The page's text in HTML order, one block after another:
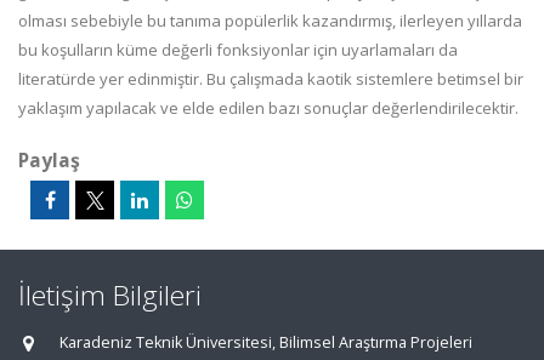
olması sebebiyle bu tanıma popülerlik kazandırmış, ilerleyen yıllarda
bu koşulların küme değerli fonksiyonlar için uyarlamaları da
literatürde yer edinmiştir. Bu çalışmada kaotik sistemlere betimsel bir
yaklaşım yapılacak ve elde edilen bazı sonuçlar değerlendirilecektir.
Paylaş
İletişim Bilgileri
Karadeniz Teknik Üniversitesi, Bilimsel Araştırma Projeleri